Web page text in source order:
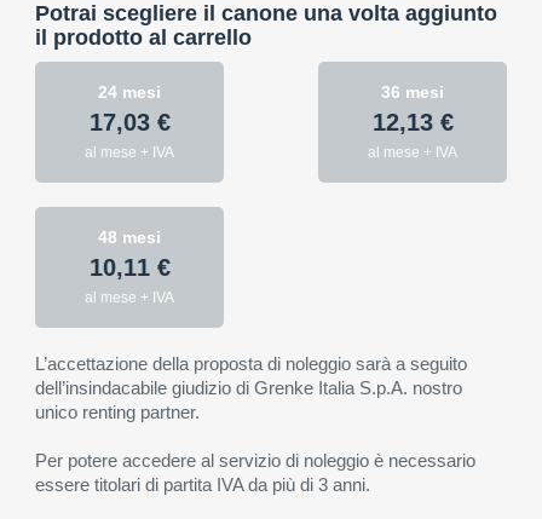
Potrai scegliere il canone una volta aggiunto
il prodotto al carrello
24 mesi
17,03 €
al mese + IVA
36 mesi
12,13 €
al mese + IVA
48 mesi
10,11 €
al mese + IVA
L’accettazione della proposta di noleggio sarà a seguito
dell’insindacabile giudizio di Grenke Italia S.p.A. nostro
unico renting partner.
Per potere accedere al servizio di noleggio è necessario
essere titolari di partita IVA da più di 3 anni.